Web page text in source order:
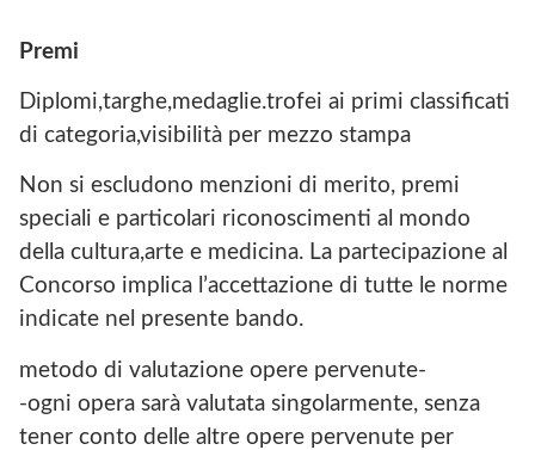
Premi
Diplomi,targhe,medaglie.trofei ai primi classificati
di categoria,visibilità per mezzo stampa
Non si escludono menzioni di merito, premi
speciali e particolari riconoscimenti al mondo
della cultura,arte e medicina. La partecipazione al
Concorso implica l’accettazione di tutte le norme
indicate nel presente bando.
metodo di valutazione opere pervenute-
-ogni opera sarà valutata singolarmente, senza
tener conto delle altre opere pervenute per